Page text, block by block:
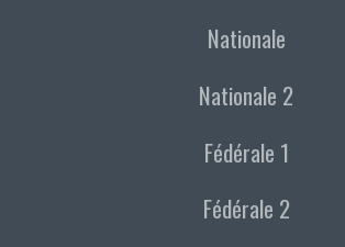
Nationale
Nationale 2
Fédérale 1
Fédérale 2